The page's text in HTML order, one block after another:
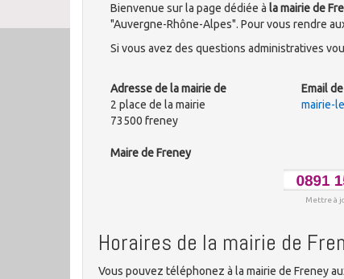
Bienvenue sur la page dédiée à la mairie de
"Auvergne-Rhône-Alpes". Pour vous rendre
Si vous avez des questions administratives
Adresse de la mairie de
2 place de la mairie
73500 freney
Maire de Freney
Email
mairie-
Mettre à
Horaires de la mairie de
Vous pouvez téléphonez à la mairie de Freney